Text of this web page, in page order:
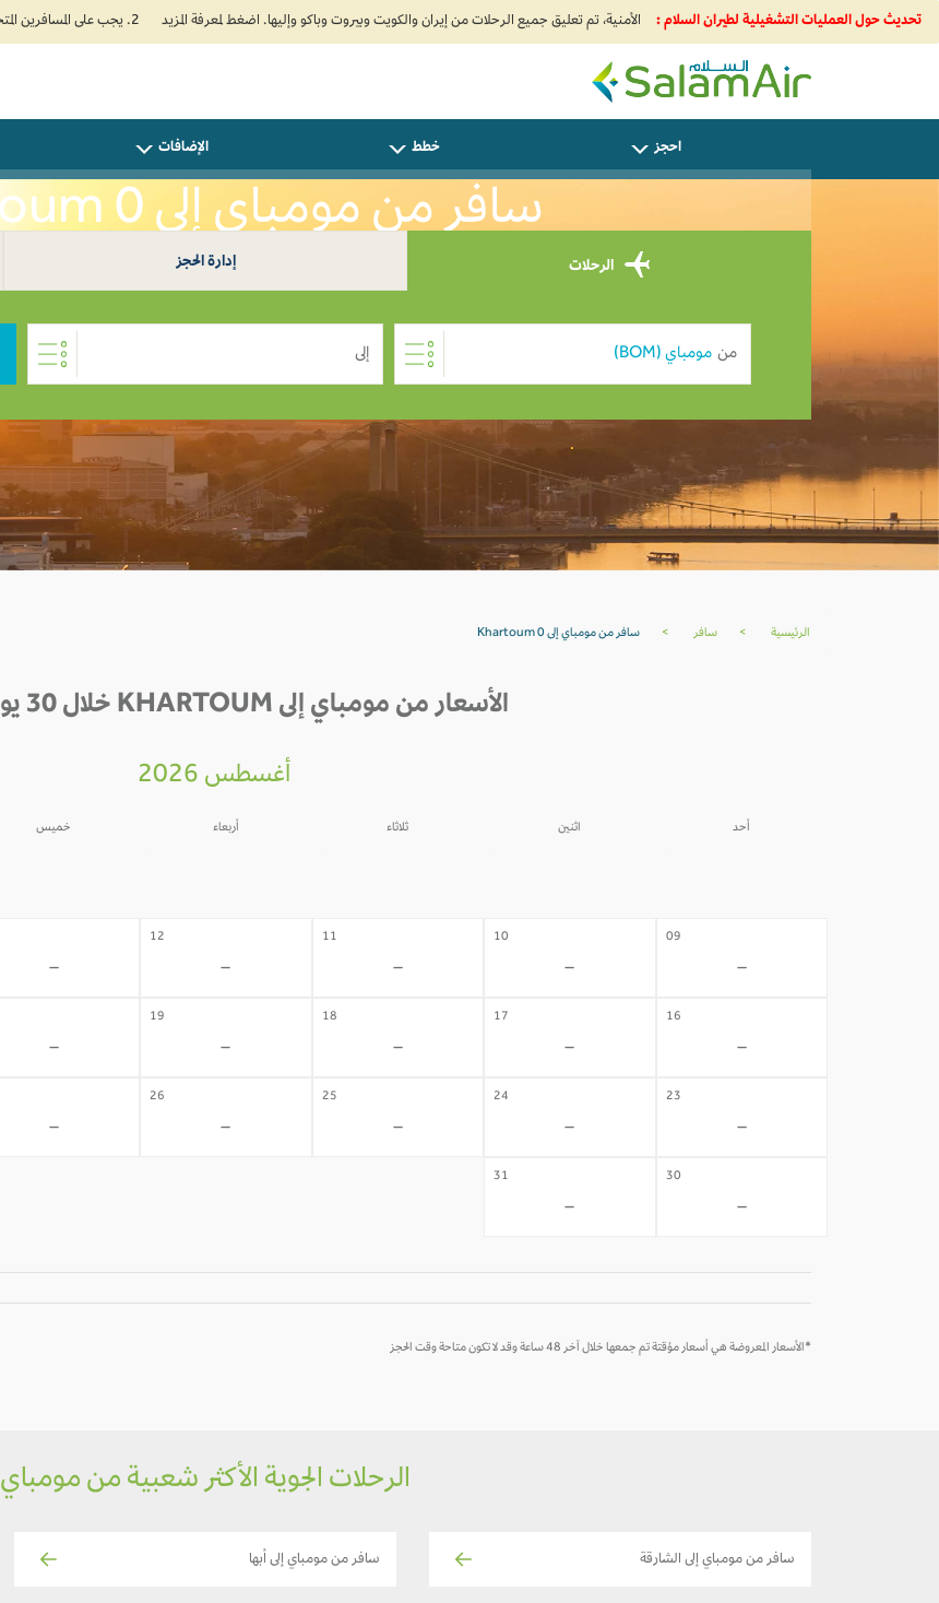
تحديث حول العمليات التشغيلية لطيران السلام : 2. يجب على المسافرين المتجهين إلى الهند تعبئة نموذج الإقرار الصحي الذاتي (Air Suvidha) الإلزامي قبل موعد الوصول بـ 24 ساعة على الأقل. اضغط هنا للدخول إلى بوابة Air Suvidha.
SalamAir
احجز خطط الإضافات
سافر من مومباي إلى Khartoum 0
الرحلات إدارة الحجز
من إلى
الرئيسية > سافر > سافر من مومباي إلى Khartoum 0
الأسعار من مومباي إلى KHARTOUM خلال 30 يوم القادمة
أغسطس 2026
أحد اثنين ثلاثاء أربعاء خميس
09
-
10
-
11
-
12
-
-
16
-
17
-
18
-
19
-
-
23
-
24
-
25
-
26
-
-
30
-
31
-
*الأسعار المعروضة هي أسعار مؤقتة تم جمعها خلال آخر 48 ساعة وقد لا تكون متاحة وقت الحجز
الرحلات الجوية الأكثر شعبية من مومباي
سافر من مومباي إلى الشارقة سافر من مومباي إلى أبها